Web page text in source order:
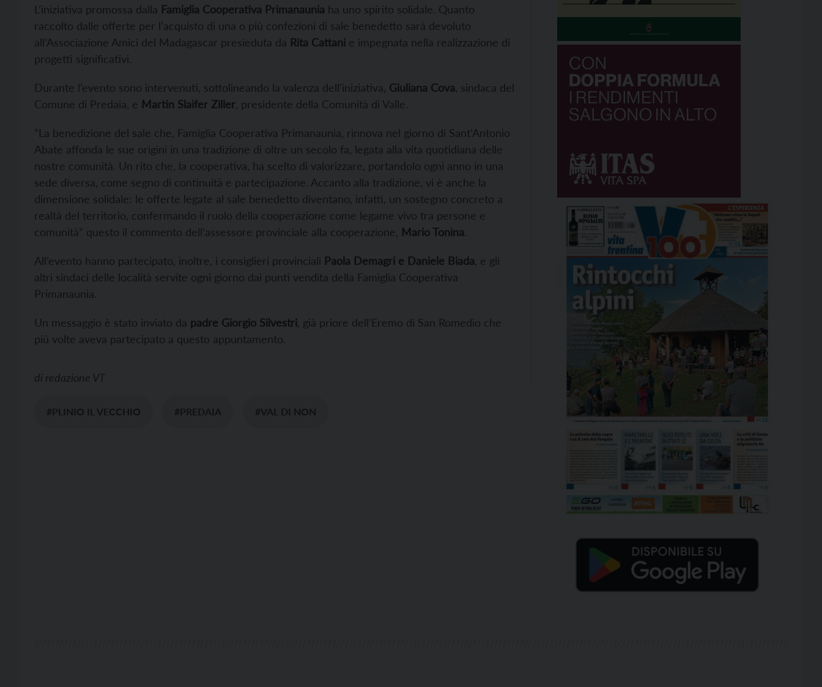
L’iniziativa promossa dalla Famiglia Cooperativa Primanaunia ha uno spirito solidale. Quanto
raccolto dalle offerte per l’acquisto di una o più confezioni di sale benedetto sarà devoluto
all’Associazione Amici del Madagascar presieduta da Rita Cattani e impegnata nella realizzazione di
progetti significativi.
Durante l’evento sono intervenuti, sottolineando la valenza dell’iniziativa, Giuliana Cova , sindaca del
Comune di Predaia, e Martin Slaifer Ziller , presidente della Comunità di Valle.
“La benedizione del sale che, Famiglia Cooperativa Primanaunia, rinnova nel giorno di Sant’Antonio
Abate affonda le sue origini in una tradizione di oltre un secolo fa, legata alla vita quotidiana delle
nostre comunità. Un rito che, la cooperativa, ha scelto di valorizzare, portandolo ogni anno in una
sede diversa, come segno di continuità e partecipazione. Accanto alla tradizione, vi è anche la
dimensione solidale: le offerte legate al sale benedetto diventano, infatti, un sostegno concreto a
realtà del territorio, confermando il ruolo della cooperazione come legame vivo tra persone e
comunità” questo il commento dell’assessore provinciale alla cooperazione, Mario Tonina.
All’evento hanno partecipato, inoltre, i consiglieri provinciali Paola Demagri e Daniele Biada , e gli
altri sindaci delle località servite ogni giorno dai punti vendita della Famiglia Cooperativa
Primanaunia.
Un messaggio è stato inviato da padre Giorgio Silvestri , già priore dell’Eremo di San Romedio che
più volte aveva partecipato a questo appuntamento.
di redazione VT
#PLINIO IL VECCHIO #PREDAIA #VAL DI NON